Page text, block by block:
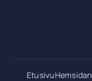
EtusivuHemsidan